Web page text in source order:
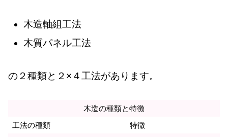
木造軸組工法
木質パネル工法
の２種類と２×４工法があります。
木造の種類と特徴
工法の種類
特徴